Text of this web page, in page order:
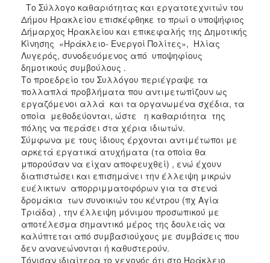
ΑΝΘΕΚΤΙΚΗ
ΠΟΛΗ
Το Σύλλογο καθαριότητας και εργατοτεχνιτών του
Δήμου Ηρακλείου επισκέφθηκε το πρωί ο υποψήφιος
Δήμαρχος Ηρακλείου και επικεφαλής της Δημοτικής
Κίνησης «Ηράκλειο- Ενεργοί Πολίτες», Ηλίας
Λυγερός, συνοδευόμενος από υποψηφίους
δημοτικούς συμβούλους .
Το προεδρείο του Συλλόγου περιέγραψε τα
πολλαπλά προβλήματα που αντιμετωπίζουν ως
εργαζόμενοι αλλά και τα οργανωμένα σχέδια, τα
οποία μεθοδεύονται, ώστε η καθαριότητα της
πόλης να περάσει στα χέρια ιδιωτών.
Σύμφωνα με τους ίδιους έρχονται αντιμέτωποι με
αρκετά εργατικά ατυχήματα (τα οποία θα
μπορούσαν να είχαν αποφευχθεί) , ενώ έχουν
διαπιστώσει και επισημάνει την έλλειψη μικρών
ευέλικτων απορριμματοφόρων για τα στενά
δρομάκια των συνοικιών του κέντρου (πχ Αγία
Τριάδα) , την έλλειψη μόνιμου προσωπικού με
αποτέλεσμα σημαντικό μέρος της δουλειάς να
καλύπτεται από συμβασιούχους με συμβάσεις που
δεν ανανεώνονται ή καθυστερούν.
Τόνισαν ιδιαίτερα το γεγονός ότι στο Ηράκλειο